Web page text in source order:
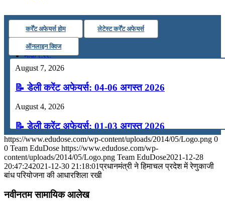
अंग्रेजी
मॉक टेस्ट
टुडेज जीके
कर्रेंट अफेयर्स होम लेटेस्ट कर्रेंट अफेयर्स
ऑनलाइन क्विज
August 7, 2026
📝 डेली करेंट अफेयर्स: 04-06 अगस्त 2026
August 4, 2026
📝 डेली करेंट अफेयर्स: 01-03 अगस्त 2026
July 31, 2026
📝 डेली करेंट अफेयर्स: 28-31 जुलाई 2026
https://www.edudose.com/wp-content/uploads/2014/05/Logo.png 0
0 Team EduDose https://www.edudose.com/wp-
content/uploads/2014/05/Logo.png Team EduDose2021-12-28
20:47:242021-12-30 21:18:01प्रधानमंत्री ने हिमाचल प्रदेश में रेणुकाजी
बांध परियोजना की आधारशिला रखी
नवीनतम सामायिक आलेख